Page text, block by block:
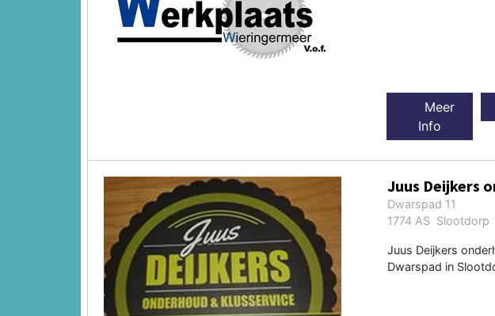
Meer
Info
Juus Deijkers
Dwarspad 11
1774 AS Slootdorp
Juus Deijkers
Dwarspad in